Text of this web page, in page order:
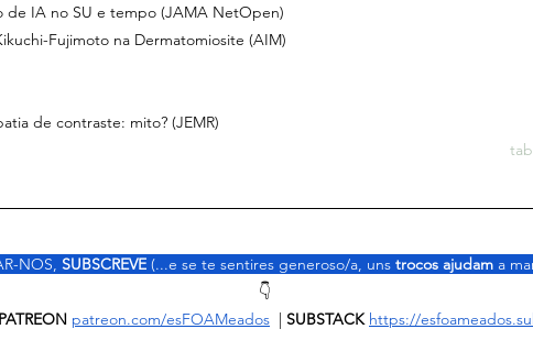
de IA no SU e tempo (JAMA NetOpen)
Fujimoto na Dermatomiosite (AIM)
de contraste: mito? (JEMR)
NOS, SUBSCREVE (...e se te sentires generoso/a, uns trocos ajudam a
👇
patreon.com/esFOAMeados | SUBSTACK https://